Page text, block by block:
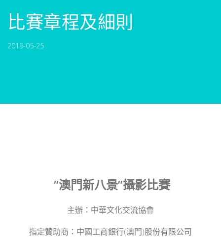
比賽章程及細則
2019-05-25
“澳門新八景”攝影比賽
主辦：中華文化交流協會
指定贊助商：中國工商銀行(澳門)股份有限公司